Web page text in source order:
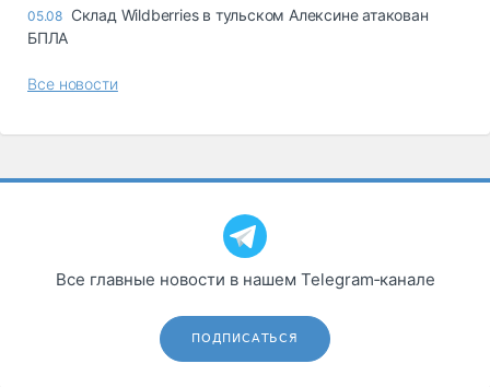
05.08 Склад Wildberries в тульском Алексине атакован
БПЛА
Все новости
Все главные новости в нашем Telegram‑канале
ПОДПИСАТЬСЯ